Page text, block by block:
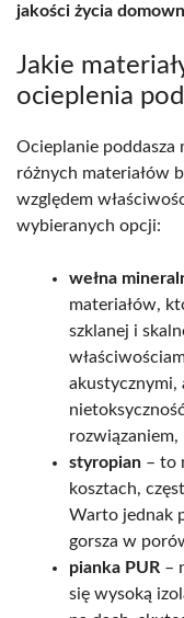
jakości życia
Jakie
ocieplenia
Ocieplanie poddasza
różnych materiałów
względem
wybieranych opcji:
wełna
materiałów,
szklanej i
akustycznymi,
rozwiązaniem,
styropian – to
kosztach,
Warto jednak
gorsza w
pianka PUR –
się wysoką